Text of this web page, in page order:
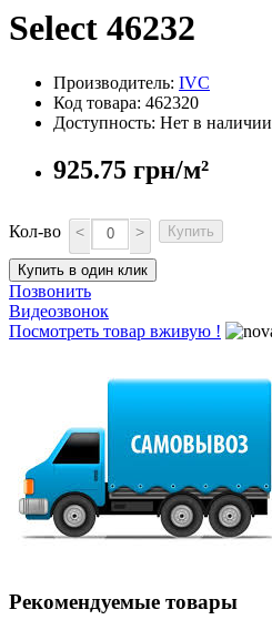
Select 46232
Производитель: IVC
Код товара: 462320
Доступность: Нет в наличии
925.75 грн/м²
Кол-во < > Купить
Купить в один клик
Позвонить
Видеозвонок
Посмотреть товар вживую !
Рекомендуемые товары